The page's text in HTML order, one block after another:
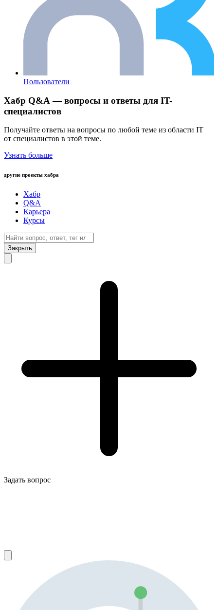
Пользователи
Хабр Q&A — вопросы и ответы для IT-
специалистов
Получайте ответы на вопросы по любой теме из области IT
от специалистов в этой теме.
Узнать больше
другие проекты хабра
Хабр
Q&A
Карьера
Курсы
Закрыть
Задать вопрос